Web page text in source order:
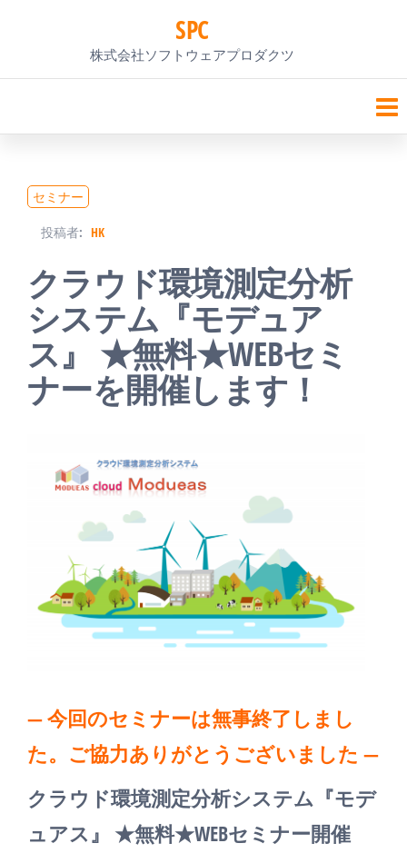
テ
SPC
株式会社ソフトウェアプロダクツ
セミナー
投稿者: HK
クラウド環境測定分析
システム『モデュア
ス』 ★無料★WEBセミ
ナーを開催します！
— 今回のセミナーは無事終了しまし
た。ご協力ありがとうございました —
クラウド環境測定分析システム『モデ
ュアス』 ★無料★WEBセミナー開催